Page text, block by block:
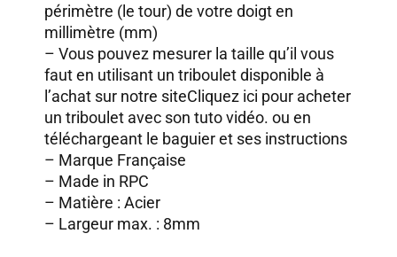
périmètre (le tour) de votre doigt en
millimètre (mm)
– Vous pouvez mesurer la taille qu’il vous
faut en utilisant un triboulet disponible à
l’achat sur notre siteCliquez ici pour acheter
un triboulet avec son tuto vidéo. ou en
téléchargeant le baguier et ses instructions
– Marque Française
– Made in RPC
– Matière : Acier
– Largeur max. : 8mm